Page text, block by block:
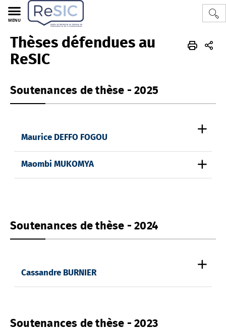
MENU
LTC RESIC FR Thèses Thèses défendues au ReSIC
Thèses défendues au
ReSIC
Soutenances de thèse - 2025
Maurice DEFFO FOGOU
Maombi MUKOMYA
Soutenances de thèse - 2024
Cassandre BURNIER
Soutenances de thèse - 2023